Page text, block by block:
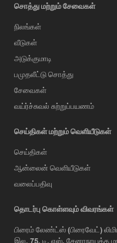
சொத்து மற்றும் சேவைகள்
நிலங்கள்
வீடுகள்
அடுக்குமாடி
பமுதலீட்டு சொத்து
சேவைகள்
வய்ர்ச்சுவல் சுற்றுப்பயணம்
செய்திகள் மற்றும் வெளியீடுகள்
செய்திகள்
ஆன்லைன் வெளியீடுகள்
வலைப்பதிவு
தொடர்பு கொள்ளவும் விவரங்கள்
பிரைம் லேண்ட்ஸ் (பிரைவேட்)